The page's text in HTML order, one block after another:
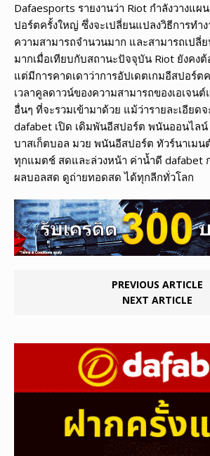
Dafaesports รายงานว่า Riot กำลังวางแผ
ปอร์ตครั้งใหญ่ ซึ่งจะเปลี่ยนแปลงวิธีการทำง
ความสามารถจำนวนมาก และสามารถเปลี่
มากเมื่อเทียบกับสถานะปัจจุบัน Riot ยังคงต้
แต่มีการคาดเดาว่าการอัปเดตเกมอีสปอร์ต
เวลาคูลดาวน์ของความสามารถของเอเจน
อื่นๆ ที่จะรวมเข้ามาด้วย แม้ว่ารายละเอียด
dafabet เปิด เดิมพันอีสปอร์ต พนันออนไล
บาสเก็ตบอล มวย พนันอีสปอร์ต ทัวร์นาเมน
ทุกแมตช์ สดและล่วงหน้า ค่าน้ำดี dafabet
ผลบอลสด ดูถ่ายทอดสด ได้ทุกลีกทั่วโลก
PREVIOUS ARTICLE
NEXT ARTICLE